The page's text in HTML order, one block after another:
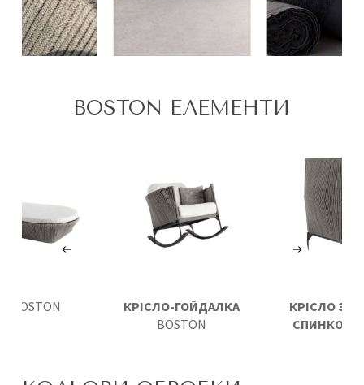
BOSTON ЕЛЕМЕНТИ
КРІСЛО-ГОЙДАЛКА
BOSTON
КРІСЛО З
СПИНКОЮ
BOSTON